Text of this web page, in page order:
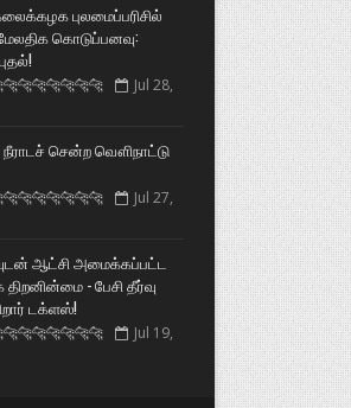
புலமைப்பரிசில்
கொடுப்பனவு:
Jul 28,
நீராடச் சென்ற வௌிநாட்டு
Jul 27,
ஆட்சி அமைக்கப்பட்ட
- பேசி தீர்வு
டக்ளஸ்!
Jul 19,